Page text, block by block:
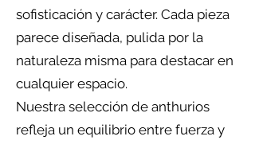
sofisticación y carácter. Cada pieza
parece diseñada, pulida por la
naturaleza misma para destacar en
cualquier espacio.
Nuestra selección de anthurios
refleja un equilibrio entre fuerza y